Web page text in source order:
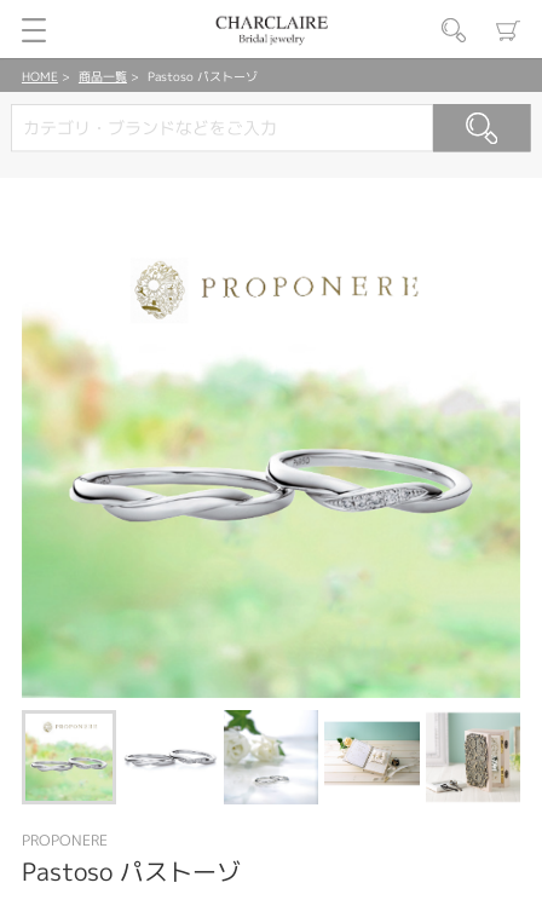
HOME 商品一覧 Pastoso パストーゾ
PROPONERE
Pastoso パストーゾ